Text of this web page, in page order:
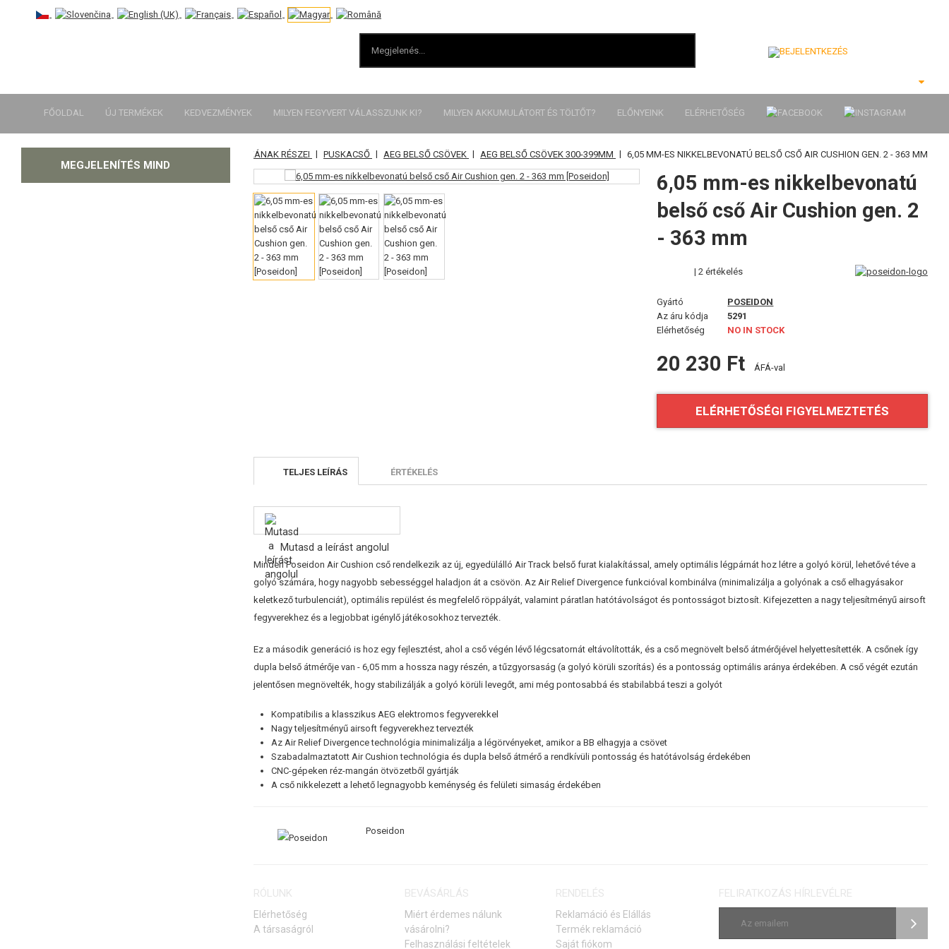
FŐOLDAL ÚJ TERMÉKEK KEDVEZMÉNYEK MILYEN FEGYVERT VÁLASSZUNK KI? MILYEN AKKUMULÁTORT ÉS TÖLTŐT? ELŐNYEINK ELÉRHETŐSÉG
KATEGÓRIA
MEGJELENÍTÉS MIND
A MESTERLÖVÉSZ PUSKÁNAK RÉSZEI | PUSKACSŐ | AEG BELSŐ CSÖVEK | AEG BELSŐ CSÖVEK 300-399MM | 6,05 MM-ES NIKKELBEVONATÚ BELSŐ CSŐ AIR CUSHION GEN. 2 - 363 MM
6,05 mm-es nikkelbevonatú
belső cső Air Cushion gen. 2
- 363 mm
| 2 értékelés
Gyártó
POSEIDON
Az áru kódja
5291
Elérhetőség
NO IN STOCK
20 230 Ft ÁFÁ-val
ELÉRHETŐSÉGI FIGYELMEZTETÉS
TELJES LEÍRÁS ÉRTÉKELÉS
Mutasd a leírást angolul
Minden Poseidon Air Cushion cső rendelkezik az új, egyedülálló Air Track belső furat kialakítással, amely optimális légpárnát hoz létre a golyó körül, lehetővé téve a
golyó számára, hogy nagyobb sebességgel haladjon át a csövön. Az Air Relief Divergence funkcióval kombinálva (minimalizálja a golyónak a cső elhagyásakor
keletkező turbulenciát), optimális repülést és megfelelő röppályát, valamint páratlan hatótávolságot és pontosságot biztosít. Kifejezetten a nagy teljesítményű airsoft
fegyverekhez és a legjobbat igénylő játékosokhoz tervezték.
Ez a második generáció is hoz egy fejlesztést, ahol a cső végén lévő légcsatornát eltávolították, és a cső megnövelt belső átmérőjével helyettesítették. A csőnek így
dupla belső átmérője van - 6,05 mm a hossza nagy részén, a tűzgyorsaság (a golyó körüli szorítás) és a pontosság optimális aránya érdekében. A cső végét ezután
jelentősen megnövelték, hogy stabilizálják a golyó körüli levegőt, ami még pontosabbá és stabilabbá teszi a golyót
Kompatibilis a klasszikus AEG elektromos fegyverekkel
Nagy teljesítményű airsoft fegyverekhez tervezték
Az Air Relief Divergence technológia minimalizálja a légörvényeket, amikor a BB elhagyja a csövet
Szabadalmaztatott Air Cushion technológia és dupla belső átmérő a rendkívüli pontosság és hatótávolság érdekében
CNC-gépeken réz-mangán ötvözetből gyártják
A cső nikkelezett a lehető legnagyobb keménység és felületi simaság érdekében
Poseidon
RÓLUNK
Elérhetőség
A társaságról
BEVÁSÁRLÁS
Miért érdemes nálunk
vásárolni?
Felhasználási feltételek
RENDELÉS
Reklamáció és Elállás
Termék reklamáció
Saját fiókom
FELIRATKOZÁS HÍRLEVÉLRE